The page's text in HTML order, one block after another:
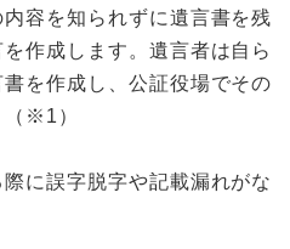
容を知られずに遺言書を残
作成します。遺言者は自ら
を作成し、公証役場でその
※1）
に誤字脱字や記載漏れがな